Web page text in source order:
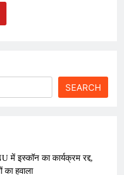
SEARCH
में इस्कॉन का कार्यक्रम रद्द,
का हवाला